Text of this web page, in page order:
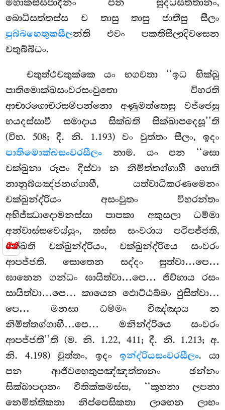
📜
මහාකස්සපාදීනං පන සුද්ධසත්තානං,
බොධිසත්තස්ස ච තාසු තාසු ජාතීසු සීලං
පුබ්බහෙතුකසීලන්ති එවං පකතිසීලාදිවසෙන
චතුබ්බිධං.
චතුත්ථචතුක්කෙ යං භගවතා ‘‘ඉධ භික්ඛු
පාතිමොක්ඛසංවරසංවුතො විහරති
ආචාරගොචරසම්පන්නො අණුමත්තෙසු වජ්ජෙසු
භයදස්සාවී සමාදායසික්ඛති සික්ඛාපදෙසූ’’ති
(විභ. 508; දී. නි. 1.193) වං වුත්තං සීලං, ඉදං
පාතිමොක්ඛසංවරසීලං නාම. යං පන ‘‘සො
චක්ඛුනා රූපං දිස්වා න නිමිත්තග්ගාහී හොති
නානුබ්යඤ්ජනග්ගාහී, යත්වාධිකරණමෙනං
චක්ඛුන්ද්රියං අසංවුතං විහරන්තං
අභිජ්ඣාදොමනස්සා පාපකා අකුසලා ධම්මා
අන්වාස්සවෙය්යුං, තස්ස සංවරාය පටිපජ්ජති,
රක්ඛති චක්ඛුන්ද්රියං, චක්ඛුන්ද්රියෙ සංවරං
ආපජ්ජති. සොතෙන සද්දං සුත්වා…පෙ…
ඝානෙන ගන්ධං ඝායිත්වා…පෙ… ජිව්හාය රසං
සායිත්වා…පෙ… කායෙන ඵොට්ඨබ්බං ඵුසිත්වා…
පෙ… මනසා ධම්මං විඤ්ඤාය න
නිමිත්තග්ගාහී…පෙ… මනින්ද්රියෙ සංවරං
ආපජ්ජතී’’ති (ම. නි. 1.22, 411; දී. නි. 1.213; අ.
නි. 4.198) වුත්තං, ඉදං ඉන්ද්රියසංවරසීලං. යා
පන ආජීවහෙතුපඤ්ඤත්තානං ඡන්නං
සික්ඛාපදානං වීතික්කමස්ස, ‘‘කුහනා ලපනා
නෙමිත්තිකතා නිප්පෙසිකතා ලාභෙන ලාභං